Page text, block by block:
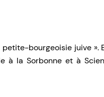
petite-bourgeoisie juive ».
à la Sorbonne et à